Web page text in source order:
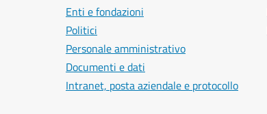
Enti e fondazioni
Politici
Personale amministrativo
Documenti e dati
Intranet, posta aziendale e protocollo